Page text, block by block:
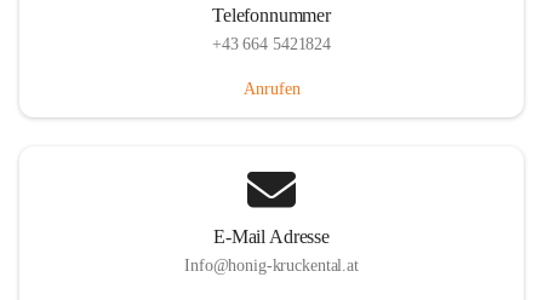
Telefonnummer
+43 664 5421824
Anrufen
E-Mail Adresse
Info@honig-kruckental.at